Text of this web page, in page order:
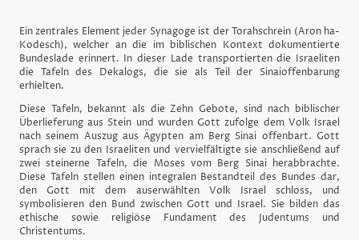
Ein zentrales Element jeder Synagoge ist der Torahschrein (Aron ha-
Kodesch), welcher an die im biblischen Kontext dokumentierte
Bundeslade erinnert. In dieser Lade transportierten die Israeliten
die Tafeln des Dekalogs, die sie als Teil der Sinaioffenbarung
erhielten.
Diese Tafeln, bekannt als die Zehn Gebote, sind nach biblischer
Überlieferung aus Stein und wurden Gott zufolge dem Volk Israel
nach seinem Auszug aus Ägypten am Berg Sinai offenbart. Gott
sprach sie zu den Israeliten und vervielfältigte sie anschließend auf
zwei steinerne Tafeln, die Moses vom Berg Sinai herabbrachte.
Diese Tafeln stellen einen integralen Bestandteil des Bundes dar,
den Gott mit dem auserwählten Volk Israel schloss, und
symbolisieren den Bund zwischen Gott und Israel. Sie bilden das
ethische sowie religiöse Fundament des Judentums und
Christentums.